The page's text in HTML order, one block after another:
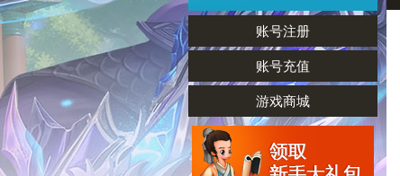
账号注册
账号充值
游戏商城